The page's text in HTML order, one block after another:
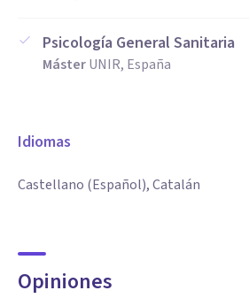
Psicología General Sanitaria
MásterUNIR, España
Idiomas
Castellano (Español), Catalán
Opiniones